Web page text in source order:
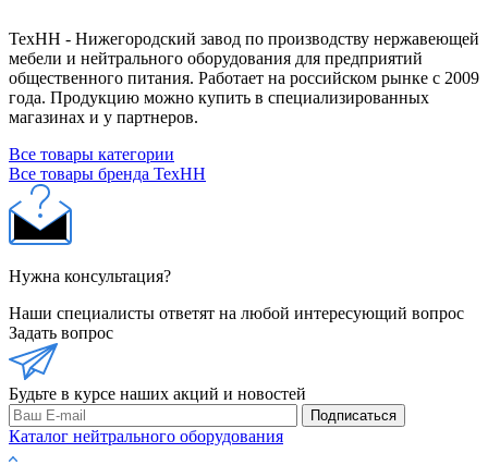
ТехНН - Нижегородский завод по производству нержавеющей
мебели и нейтрального оборудования для предприятий
общественного питания. Работает на российском рынке с 2009
года. Продукцию можно купить в специализированных
магазинах и у партнеров.
Все товары категории
Все товары бренда ТехНН
Нужна консультация?
Наши специалисты ответят на любой интересующий вопрос
Задать вопрос
Будьте в курсе наших акций и новостей
Подписаться
Каталог нейтрального оборудования